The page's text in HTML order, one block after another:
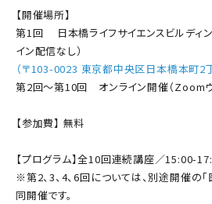
【開催場所】
第1回 日本橋ライフサイエンスビルディ
イン配信なし）
（〒103-0023 東京都中央区日本橋本町2
第2回〜第10回 オンライン開催（Zoomウ
【参加費】 無料
【プログラム】全10回連続講座／15:00-
※第2、3、4、6回については、別途開催の
同開催です。